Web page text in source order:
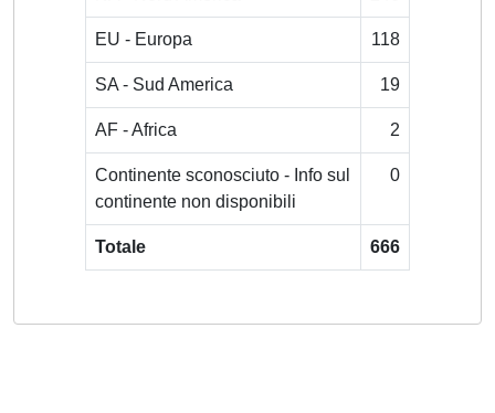
EU - Europa 118
SA - Sud America 19
AF - Africa 2
Continente sconosciuto - Info sul
continente non disponibili
0
Totale 666